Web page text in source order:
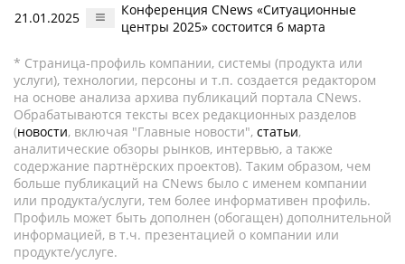
21.01.2025
Конференция CNews «Ситуационные
центры 2025» состоится 6 марта
* Страница-профиль компании, системы (продукта или
услуги), технологии, персоны и т.п. создается редактором
на основе анализа архива публикаций портала CNews.
Обрабатываются тексты всех редакционных разделов
(новости, включая "Главные новости", статьи,
аналитические обзоры рынков, интервью, а также
содержание партнёрских проектов). Таким образом, чем
больше публикаций на CNews было с именем компании
или продукта/услуги, тем более информативен профиль.
Профиль может быть дополнен (обогащен) дополнительной
информацией, в т.ч. презентацией о компании или
продукте/услуге.